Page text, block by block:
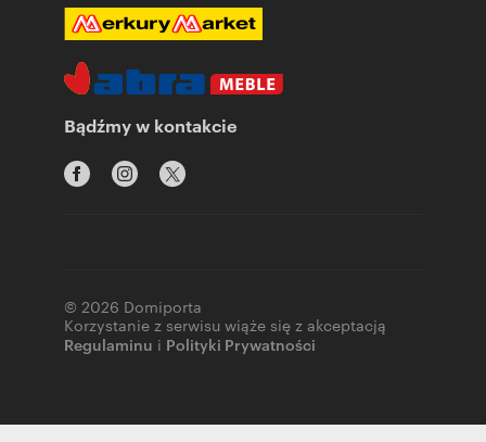
Bądźmy w kontakcie
© 2026 Domiporta
Korzystanie z serwisu wiąże się z akceptacją
Regulaminu i Polityki Prywatności